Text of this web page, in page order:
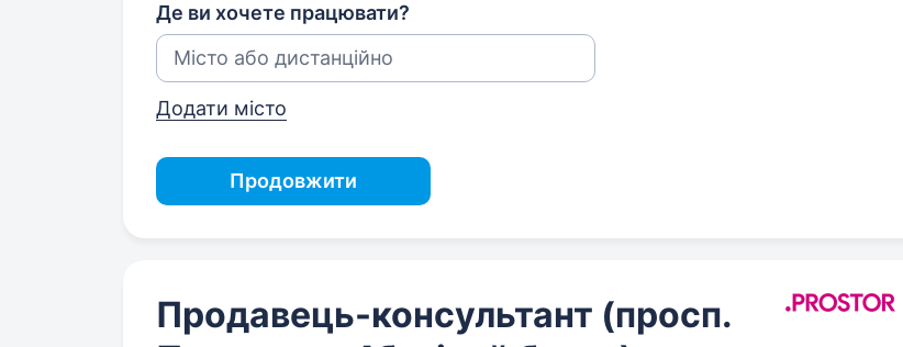
Де ви хочете працювати?
Додати місто
Продовжити
Продавець-консультант (просп.